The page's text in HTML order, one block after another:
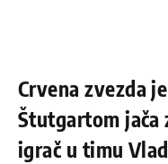
Crvena zvezda
Štutgartom jača
igrač u timu